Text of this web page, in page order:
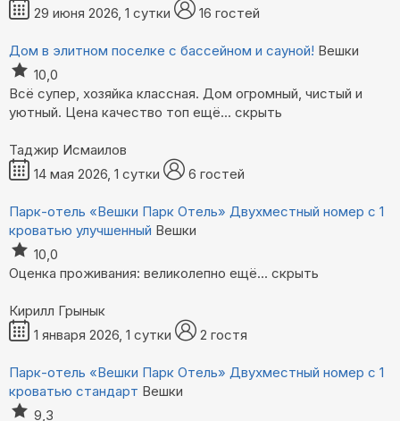
29 июня 2026, 1 сутки
16 гостей
Дом в элитном поселке с бассейном и сауной! Вешки
10,0
Всё супер, хозяйка классная. Дом огромный, чистый и
уютный. Цена качество топ ещё... скрыть
Таджир Исмаилов
14 мая 2026, 1 сутки
6 гостей
Парк-отель «Вешки Парк Отель» Двухместный номер с 1
кроватью улучшенный Вешки
10,0
Оценка проживания: великолепно ещё... скрыть
Кирилл Грынык
1 января 2026, 1 сутки
2 гостя
Парк-отель «Вешки Парк Отель» Двухместный номер с 1
кроватью стандарт Вешки
9,3